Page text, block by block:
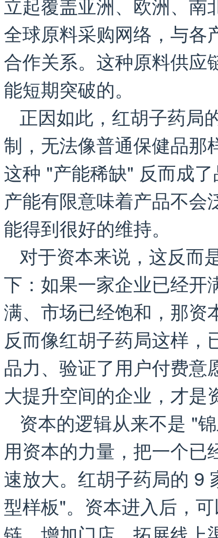
全球原料采购网络，与各
合作关系。这种原料供应
能短期突破的。
正因如此，红胡子药局
制，无法像普通保健品那
这种 "产能稀缺" 反而成
产能有限意味着产品不
能得到很好的维持。
对于资本来说，这反而
下：如果一家企业已经开
满、市场已经饱和，那资
反而像红胡子药局这样
品力、验证了用户付费意
大提升空间的企业，才是
资本的逻辑从来不是 "
用资本的力量，把一个
速放大。红胡子药局的 9
型样板"。资本进入后，